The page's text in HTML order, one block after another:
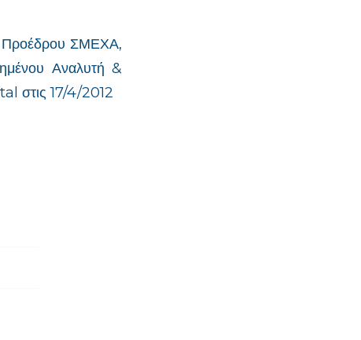
Προέδρου ΣΜΕΧΑ,
Αναλυτή &
στις 17/4/2012